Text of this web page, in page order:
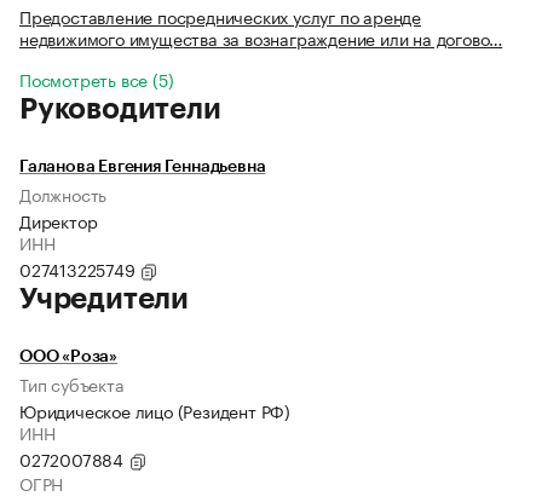
Предоставление посреднических услуг по аренде
недвижимого имущества за вознаграждение или на догово…
Посмотреть все (5)
Руководители
Галанова Евгения Геннадьевна
Должность
Директор
ИНН
027413225749
Учредители
ООО «Роза»
Тип субъекта
Юридическое лицо (Резидент РФ)
ИНН
0272007884
ОГРН